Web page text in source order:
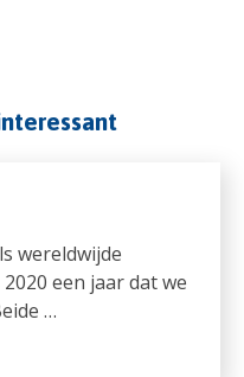
wereldwijde
een jaar dat we
…